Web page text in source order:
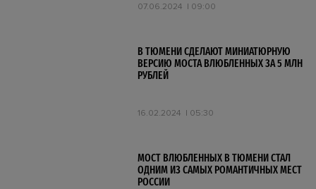
07.06.2024 09:00
В ТЮМЕНИ СДЕЛАЮТ МИНИАТЮРНУЮ
ВЕРСИЮ МОСТА ВЛЮБЛЕННЫХ ЗА 5 МЛН
РУБЛЕЙ
16.02.2024 05:30
МОСТ ВЛЮБЛЕННЫХ В ТЮМЕНИ СТАЛ
ОДНИМ ИЗ САМЫХ РОМАНТИЧНЫХ МЕСТ
РОССИИ